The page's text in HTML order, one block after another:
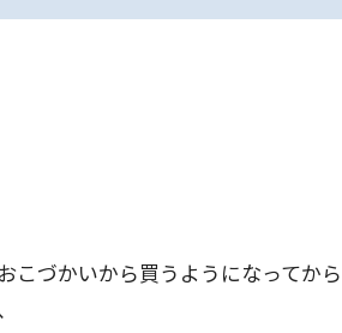
こづかいから買うようになってか